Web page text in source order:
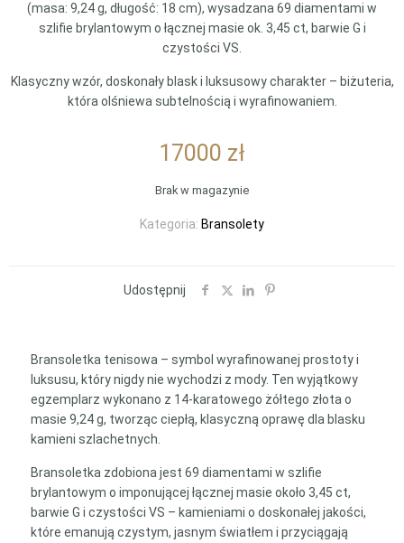
(masa: 9,24 g, długość: 18 cm), wysadzana 69 diamentami w
szlifie brylantowym o łącznej masie ok. 3,45 ct, barwie G i
czystości VS.
Klasyczny wzór, doskonały blask i luksusowy charakter – biżuteria,
która olśniewa subtelnością i wyrafinowaniem.
17000 zł
Brak w magazynie
Kategoria: Bransolety
Udostępnij
Bransoletka tenisowa – symbol wyrafinowanej prostoty i
luksusu, który nigdy nie wychodzi z mody. Ten wyjątkowy
egzemplarz wykonano z 14-karatowego żółtego złota o
masie 9,24 g, tworząc ciepłą, klasyczną oprawę dla blasku
kamieni szlachetnych.
Bransoletka zdobiona jest 69 diamentami w szlifie
brylantowym o imponującej łącznej masie około 3,45 ct,
barwie G i czystości VS – kamieniami o doskonałej jakości,
które emanują czystym, jasnym światłem i przyciągają